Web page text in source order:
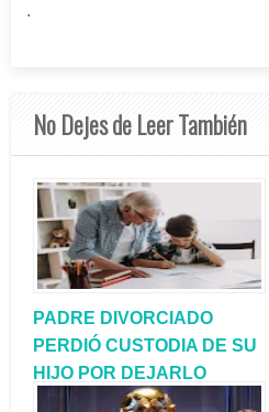
.
No Dejes de Leer También
PADRE DIVORCIADO
PERDIÓ CUSTODIA DE SU
HIJO POR DEJARLO
TODO EL TIEMPO AL